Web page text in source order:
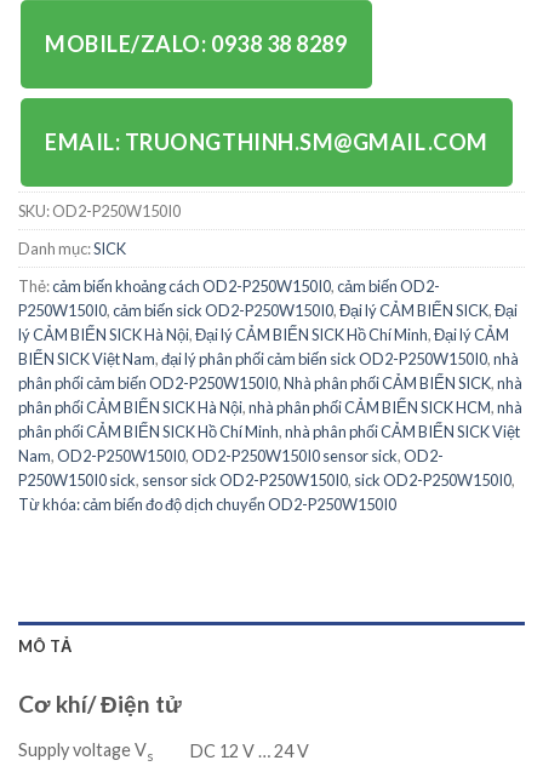
MOBILE/ZALO: 0938 38 8289
EMAIL: TRUONGTHINH.SM@GMAIL.COM
SKU:OD2-P250W150I0
Danh mục:SICK
Thẻ:cảm biến khoảng cách OD2-P250W150I0,cảm biến OD2-
P250W150I0,cảm biến sick OD2-P250W150I0,Đại lý CẢM BIẾN SICK,Đại
lý CẢM BIẾN SICK Hà Nội,Đại lý CẢM BIẾN SICK Hồ Chí Minh,Đại lý CẢM
BIẾN SICK Việt Nam,đại lý phân phối cảm biến sick OD2-P250W150I0,nhà
phân phối cảm biến OD2-P250W150I0,Nhà phân phối CẢM BIẾN SICK,nhà
phân phối CẢM BIẾN SICK Hà Nội,nhà phân phối CẢM BIẾN SICK HCM,nhà
phân phối CẢM BIẾN SICK Hồ Chí Minh,nhà phân phối CẢM BIẾN SICK Việt
Nam,OD2-P250W150I0,OD2-P250W150I0 sensor sick,OD2-
P250W150I0 sick, sensor sick OD2-P250W150I0, sick OD2-P250W150I0,
Từ khóa: cảm biến đo độ dịch chuyển OD2-P250W150I0
MÔ TẢ
Cơ khí/ Điện tử
Supply voltage Vs DC 12 V … 24 V